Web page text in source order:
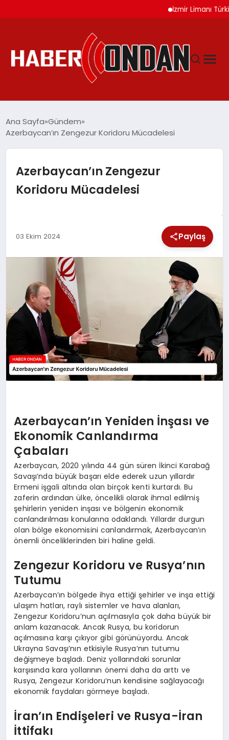
İzmir Limanı Türkiye
DÜNYA
SPOR
YAŞAM
Ana Sayfa Gündem
Azerbaycan’ın Zengezur Koridoru Mücadelesi
Azerbaycan’ın Zengezur
Koridoru Mücadelesi
03 Ekim 2024 Paylaş
Azerbaycan’ın Yeniden İnşası ve
Ekonomik Canlandırma
Çabaları
Azerbaycan, 2020 yılında 44 gün süren İkinci Karabağ
Savaşı’nda büyük başarı elde ederek uzun yıllardır
Ermeni işgali altında olan birçok kenti kurtardı. Bu
zaferin ardından ülke, öncelikli olarak ihmal edilmiş
şehirlerin yeniden inşası ve bölgenin ekonomik
canlandırılması konularına odaklandı. Yıllardır durgun
olan bölge ekonomisini canlandırmak, Azerbaycan’ın
önemli önceliklerinden biri haline geldi.
Zengezur Koridoru ve Rusya’nın
Tutumu
Azerbaycan’ın bölgede ihya ettiği şehirler ve inşa ettiği
ulaşım hatları, raylı sistemler ve hava alanları,
Zengezur Koridoru’nun açılmasıyla çok daha büyük bir
anlam kazanacak. Ancak Rusya, bu koridorun
açılmasına karşı çıkıyor gibi görünüyordu. Ancak
Ukrayna Savaşı’nın etkisiyle Rusya’nın tutumu
değişmeye başladı. Deniz yollarındaki sorunlar
karşısında kara yollarının önemi daha da arttı ve
Rusya, Zengezur Koridoru’nun kendisine sağlayacağı
ekonomik faydaları görmeye başladı.
İran’ın Endişeleri ve Rusya-İran
İttifakı